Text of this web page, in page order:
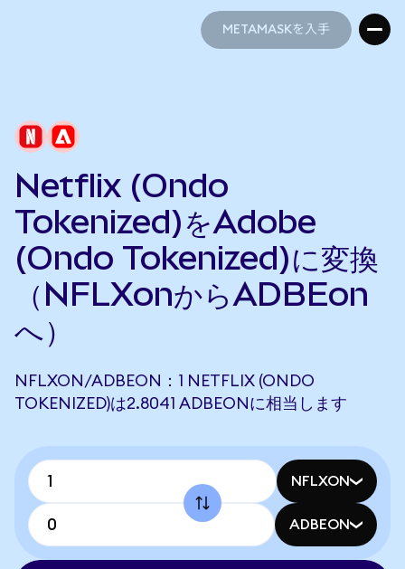
METAMASKを入手
Netflix (Ondo
Tokenized)をAdobe
(Ondo Tokenized)に変換
（NFLXonからADBEon
へ）
NFLXON/ADBEON：1 NETFLIX (ONDO
TOKENIZED)は2.8041 ADBEONに相当します
NFLXON
ADBEON